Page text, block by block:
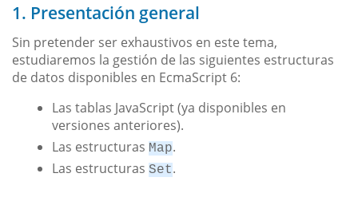
1. Presentación general
Sin pretender ser exhaustivos en este tema,
estudiaremos la gestión de las siguientes estructuras
de datos disponibles en EcmaScript 6:
Las tablas JavaScript (ya disponibles en
versiones anteriores).
Las estructuras Map.
Las estructuras Set.